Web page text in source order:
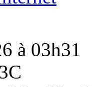
à 03h31